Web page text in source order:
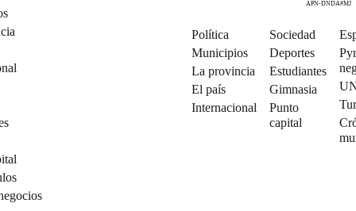
APN-DNDA#MJ
Política
Municipios
La provincia
El país
Internacional
Sociedad
Deportes
Estudiantes
Gimnasia
Punto
capital